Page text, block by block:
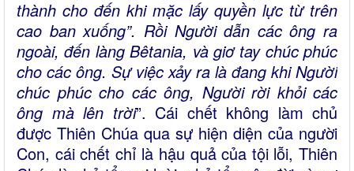
thành cho đến khi mặc lấy quyền lực từ trên
cao ban xuống”. Rồi Người dẫn các ông ra
ngoài, đến làng Bêtania, và giơ tay chúc phúc
cho các ông. Sự việc xảy ra là đang khi Người
chúc phúc cho các ông, Người rời khỏi các
ông mà lên trời”. Cái chết không làm chủ
được Thiên Chúa qua sự hiện diện của người
Con, cái chết chỉ là hậu quả của tội lỗi, Thiên